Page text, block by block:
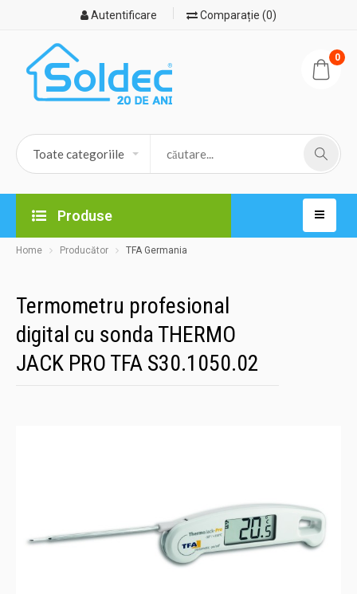
Autentificare Comparație (0)
0
Produse
Home Producător TFA Germania
Termometru profesional
digital cu sonda THERMO
JACK PRO TFA S30.1050.02